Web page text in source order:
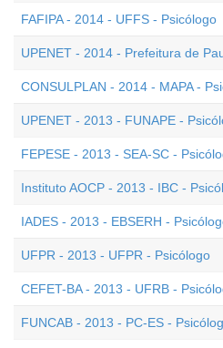
FAFIPA - 2014 - UFFS - Psicólogo
UPENET - 2014 - Prefeitura de
CONSULPLAN - 2014 - MAPA -
UPENET - 2013 - FUNAPE -
FEPESE - 2013 - SEA-SC -
Instituto AOCP - 2013 - IBC -
IADES - 2013 - EBSERH -
UFPR - 2013 - UFPR - Psicólogo
CEFET-BA - 2013 - UFRB -
FUNCAB - 2013 - PC-ES -